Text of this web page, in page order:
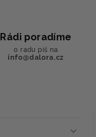
Rádi poradíme
o radu piš na
info@dalora.cz